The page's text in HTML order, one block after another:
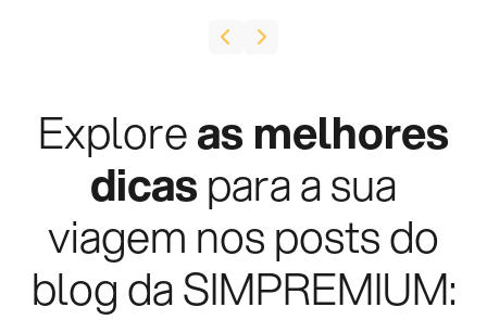
Exploreas melhores
dicaspara a sua
viagem nos posts do
blog da SIMPREMIUM: